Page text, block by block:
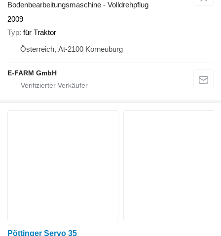
Bodenbearbeitungsmaschine - Volldrehpflug
2009
Typ für Traktor
Österreich, At-2100 Korneuburg
E-FARM GmbH
Pöttinger Servo 35